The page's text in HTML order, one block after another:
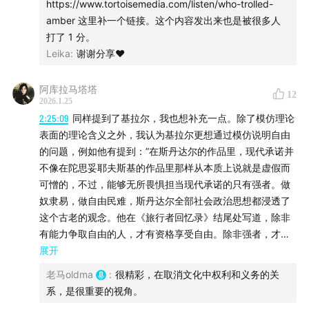
雇佣私人情报公司
建立黑档案
保密协议
收买八卦媒体
是否存在进阶版韦恩斯坦？
00:18:52伍迪·艾伦到底冤枉吗？
和米娅·法罗的关系
和宋宜的关系
事发
耶鲁调查组对艾伦有利
母亲教唆的假设
减少对儿童的二次伤害
https://www.tortoisemedia.com/listen/who-trolled-
amber 这里补一个链接。这个内容发出来也是被很多人
打了 1 分。
Leika: 谢谢分享❤️
阿库拉马塔塔
2026.1.25
12
2:25:09 同样提到了基拉尔，我也想补充一点。除了模仿理论
表面的理论含义之外，我认为基拉尔更想通过模仿说明自由
的问题，例如他有提到：”在斯丹达尔的作品里，现代承诺并
不像在陀思妥耶夫斯基的作品里那样从本质上说就是虚假而
可憎的，不过，能够无所畏惧担当现代承诺的只有强者。做
奴隶易，做自由民难，斯丹达尔全部社会政治思想都浸透了
这个古老的观念。他在《旅行者回忆录》结尾处写道，除非
有能力争取自由的人，才有资格享受自由。除非强者，才能
不靠虚荣度日。在一个人人平等的社会里，弱者必然为形而
的仇恨。“（《浪漫的谎言与小说的真实》）
因此，取消文化就是这样一种现代承诺，立场的极化可以视
展开
老马oldma : 很精彩，在取消文化中权利和义务的关
系，是很重要的视角。